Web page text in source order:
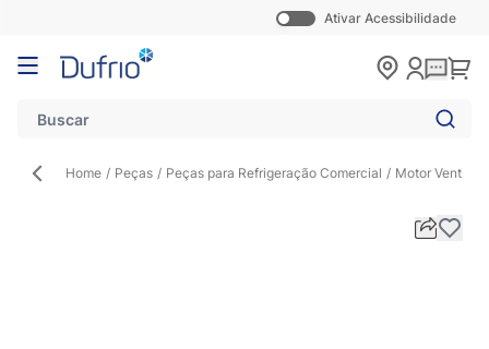
Ativar Acessibilidade
Pular para o conteúdo
Home / Peças / Peças para Refrigeração Comercial / Motor